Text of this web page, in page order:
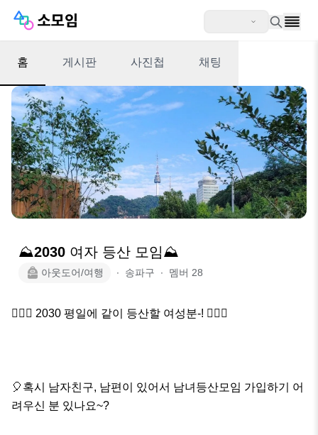
홈 게시판 사진첩 채팅
⛰️2030 여자 등산 모임⛰️
아웃도어/여행 ∙ 송파구 ∙ 멤버 28
🙋🏻‍♀️ 2030 평일에 같이 등산할 여성분-! 🙋🏻‍♀️
🎈혹시 남자친구, 남편이 있어서 남녀등산모임 가입하기 어
려우신 분 있나요~?